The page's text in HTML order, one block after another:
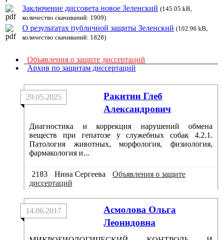
Заключение диссовета новое Зеленский (145.05 kB,
количество скачиваний: 1909)
О результатах публичной защиты Зеленский (102.96 kB,
количество скачиваний: 1828)
Объявления о защите диссертаций
Архив по защитам диссертаций
Ракитин Глеб
Александрович
29.05.2025
Диагностика и коррекция нарушений обмена
веществ при гепатозе у служебных собак 4.2.1.
Патология животных, морфология, физиология,
фармакология и...
2183 Нина Сергеева
Объявления о защите
диссертаций
Aсмоловa Ольгa
Леонидовнa
14.06.2017